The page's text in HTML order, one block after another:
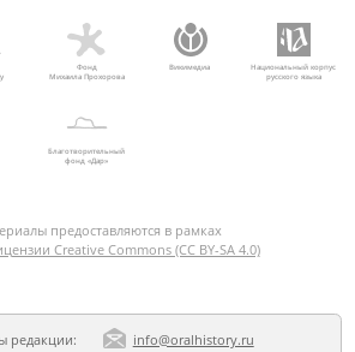
Фонд
Михаила Прохорова
Викимедиа
Национальный корпус
русского языка
Благотворительный
фонд «Дар»
предоставляются в рамках
Creative Commons (CC BY-SA 4.0)
редакции: info@oralhistory.ru